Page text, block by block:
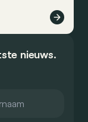
nieuws.